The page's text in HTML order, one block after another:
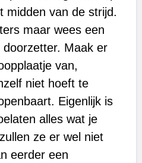
midden van de strijd.
maar wees een
Maak er
van,
niet hoeft te
Eigenlijk is
alles wat je
ze er wel niet
eerder een